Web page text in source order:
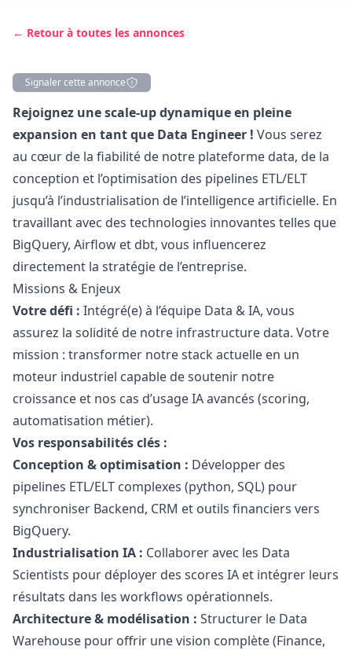
← Retour à toutes les annonces
Signaler cette annonce
Description
Rejoignez une scale-up dynamique en pleine
expansion en tant que Data Engineer ! Vous serez
au cœur de la fiabilité de notre plateforme data, de la
conception et l’optimisation des pipelines ETL/ELT
jusqu’à l’industrialisation de l’intelligence artificielle. En
travaillant avec des technologies innovantes telles que
BigQuery, Airflow et dbt, vous influencerez
directement la stratégie de l’entreprise.
Missions & Enjeux
Votre défi : Intégré(e) à l’équipe Data & IA, vous
assurez la solidité de notre infrastructure data. Votre
mission : transformer notre stack actuelle en un
moteur industriel capable de soutenir notre
croissance et nos cas d’usage IA avancés (scoring,
automatisation métier).
Vos responsabilités clés :
Conception & optimisation : Développer des
pipelines ETL/ELT complexes (python, SQL) pour
synchroniser Backend, CRM et outils financiers vers
BigQuery.
Industrialisation IA : Collaborer avec les Data
Scientists pour déployer des scores IA et intégrer leurs
résultats dans les workflows opérationnels.
Architecture & modélisation : Structurer le Data
Warehouse pour offrir une vision complète (Finance,